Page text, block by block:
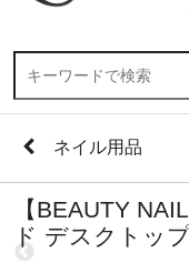
ネイル用品
【BEAUTY
ド デスクトッ